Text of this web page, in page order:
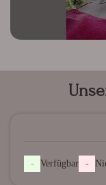
- Verfügbar -